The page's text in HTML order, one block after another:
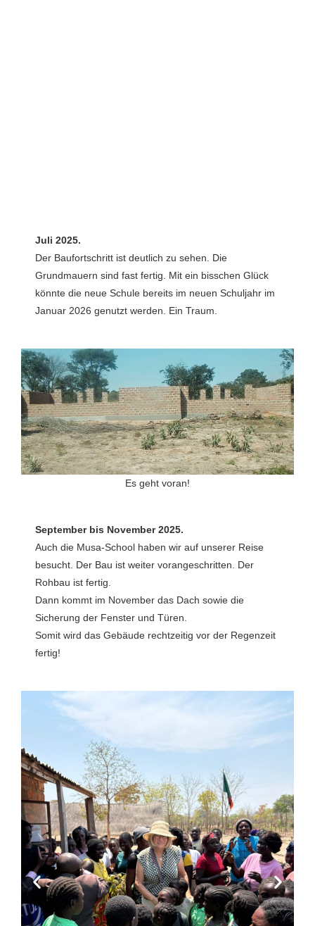
Juli 2025.
Der Baufortschritt ist deutlich zu sehen. Die
Grundmauern sind fast fertig. Mit ein bisschen Glück
könnte die neue Schule bereits im neuen Schuljahr im
Januar 2026 genutzt werden. Ein Traum.
Es geht voran!
September bis November 2025.
Auch die Musa-School haben wir auf unserer Reise
besucht. Der Bau ist weiter vorangeschritten. Der
Rohbau ist fertig.
Dann kommt im November das Dach sowie die
Sicherung der Fenster und Türen.
Somit wird das Gebäude rechtzeitig vor der Regenzeit
fertig!